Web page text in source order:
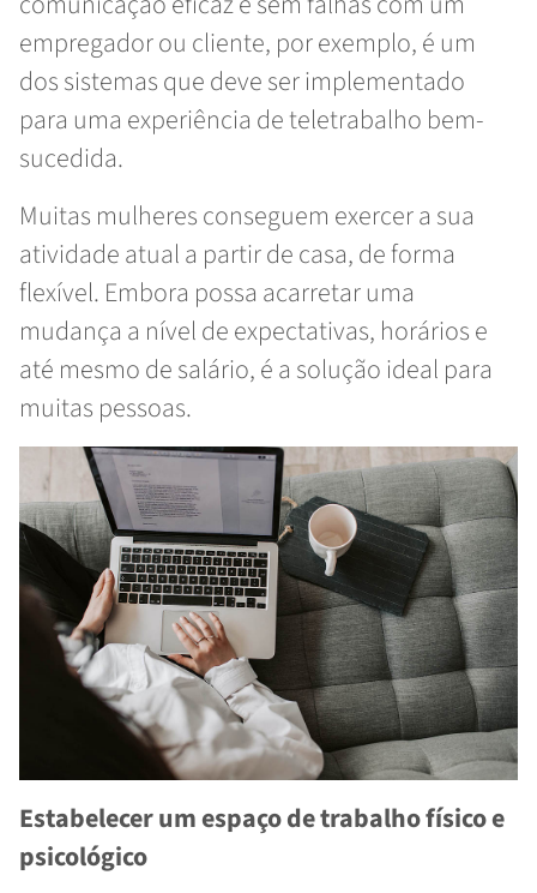
empregador ou cliente, por exemplo, é um
dos sistemas que deve ser implementado
para uma experiência de teletrabalho bem-
sucedida.
Muitas mulheres conseguem exercer a sua
atividade atual a partir de casa, de forma
flexível. Embora possa acarretar uma
mudança a nível de expectativas, horários e
até mesmo de salário, é a solução ideal para
muitas pessoas.
Estabelecer um espaço de trabalho físico e
psicológico